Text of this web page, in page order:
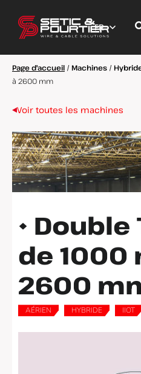
Page d'accueil / Machines /
à 2600 mm
Voir toutes les machines
•
de 1000
2600
AÉRIEN HYBRIDE IIOT